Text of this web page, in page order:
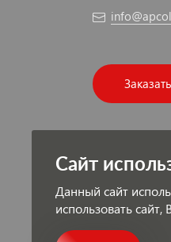
Сайт
Данный сайт
использовать